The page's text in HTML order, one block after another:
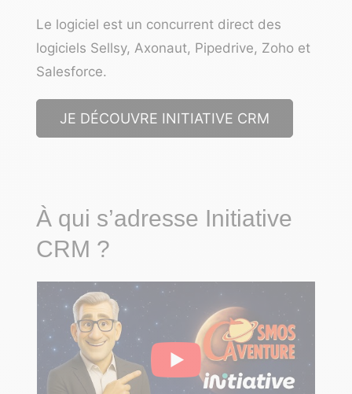
Le logiciel est un concurrent direct des
logiciels Sellsy, Axonaut, Pipedrive, Zoho et
Salesforce.
JE DÉCOUVRE INITIATIVE CRM
À qui s’adresse Initiative
CRM ?